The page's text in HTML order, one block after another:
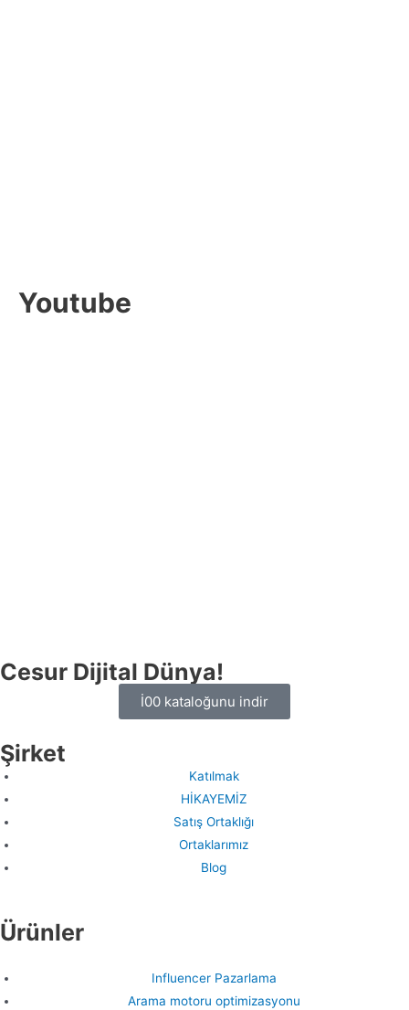
Youtube
Cesur Dijital Dünya!
İ00 kataloğunu indir
Şirket
Katılmak
HİKAYEMİZ
Satış Ortaklığı
Ortaklarımız
Blog
Ürünler
Influencer Pazarlama
Arama motoru optimizasyonu